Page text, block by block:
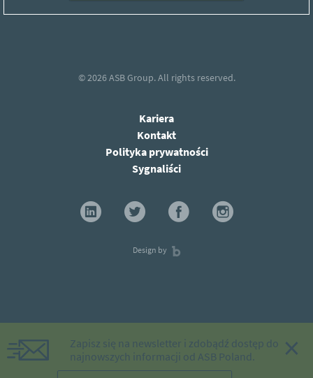
Zapisz się na newsletter i zdobądź dostęp do
najnowszych informacji od ASB Poland.
×
© 2026ASB Group.All rights reserved.
Kariera
Kontakt
Polityka prywatności
Sygnaliści
Design by